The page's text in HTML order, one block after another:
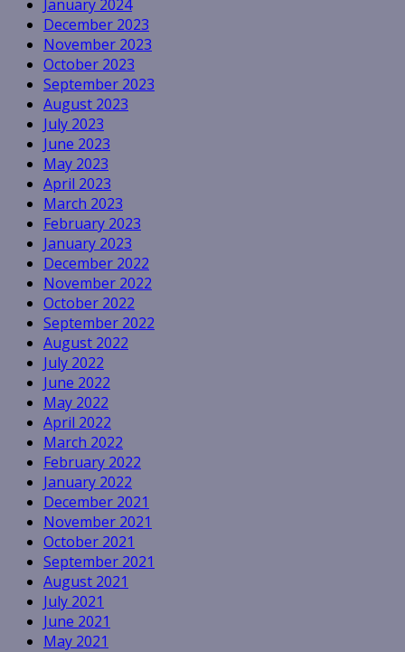
January 2024
December 2023
November 2023
October 2023
September 2023
August 2023
July 2023
June 2023
May 2023
April 2023
March 2023
February 2023
January 2023
December 2022
November 2022
October 2022
September 2022
August 2022
July 2022
June 2022
May 2022
April 2022
March 2022
February 2022
January 2022
December 2021
November 2021
October 2021
September 2021
August 2021
July 2021
June 2021
May 2021